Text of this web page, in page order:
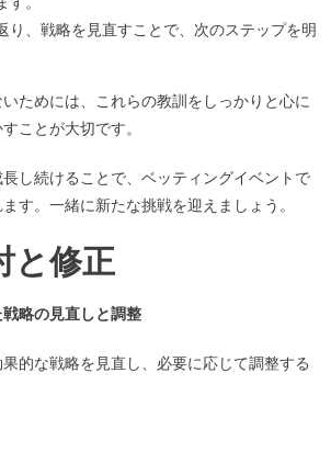
り、戦略を見直すことで、次のステップを明
ためには、これらの教訓をしっかりと心に
ことが大切です。
し続けることで、ベッティングイベントで
す。一緒に新たな挑戦を迎えましょう。
と修正
略の見直しと調整
的な戦略を見直し、必要に応じて調整する